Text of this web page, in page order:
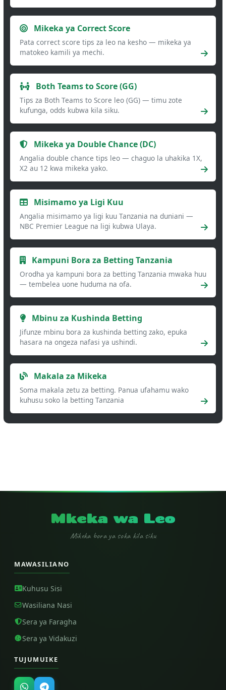
Mikeka ya Correct Score
Pata correct score tips za leo na kesho — mikeka ya
matokeo kamili ya mechi.
Both Teams to Score (GG)
Tips za Both Teams to Score leo (GG) — timu zote
kufunga, odds kubwa kila siku.
Mikeka ya Double Chance (DC)
Angalia double chance tips leo — chaguo la uhakika 1X,
X2 au 12 kwa mikeka yako.
Misimamo ya Ligi Kuu
Angalia misimamo ya ligi kuu Tanzania na duniani —
NBC Premier League na ligi kubwa Ulaya.
Kampuni Bora za Betting Tanzania
Orodha ya kampuni bora za betting Tanzania mwaka huu
— tembelea uone huduma na ofa.
Mbinu za Kushinda Betting
Jifunze mbinu bora za kushinda betting zako, epuka
hasara na ongeza nafasi ya ushindi.
Makala za Mikeka
Soma makala zetu za betting. Panua ufahamu wako
kuhusu soko la betting Tanzania
Mkeka wa Leo
Mikeka bora ya soka kila siku
MAWASILIANO
Kuhusu Sisi
Wasiliana Nasi
Sera ya Faragha
Sera ya Vidakuzi
TUJUMUIKE